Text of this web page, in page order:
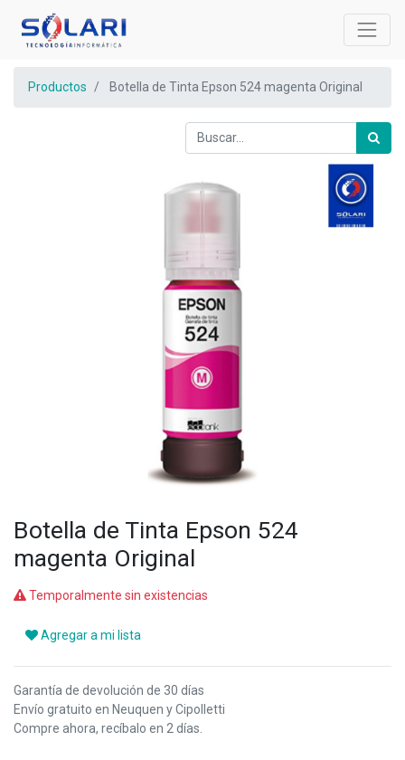
Productos Botella de Tinta Epson 524 magenta Original
Botella de Tinta Epson 524
magenta Original
Temporalmente sin existencias
Agregar a mi lista
Garantía de devolución de 30 días
Envío gratuito en Neuquen y Cipolletti
Compre ahora, recíbalo en 2 días.